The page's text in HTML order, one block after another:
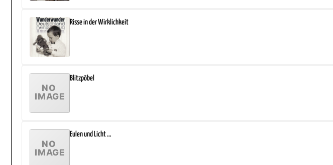
Risse in der Wirklichkeit
Blitzpöbel
Eulen und Licht …